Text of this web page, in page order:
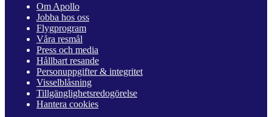
Om Apollo
Jobba hos oss
Flygprogram
Våra resmål
Press och media
Hållbart resande
Personuppgifter & integritet
Visselblåsning
Tillgänglighetsredogörelse
Hantera cookies